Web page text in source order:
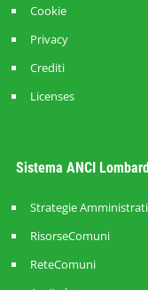
Cookie
Privacy
Crediti
Licenses
Sistema ANCI
Strategie
RisorseComuni
ReteComuni